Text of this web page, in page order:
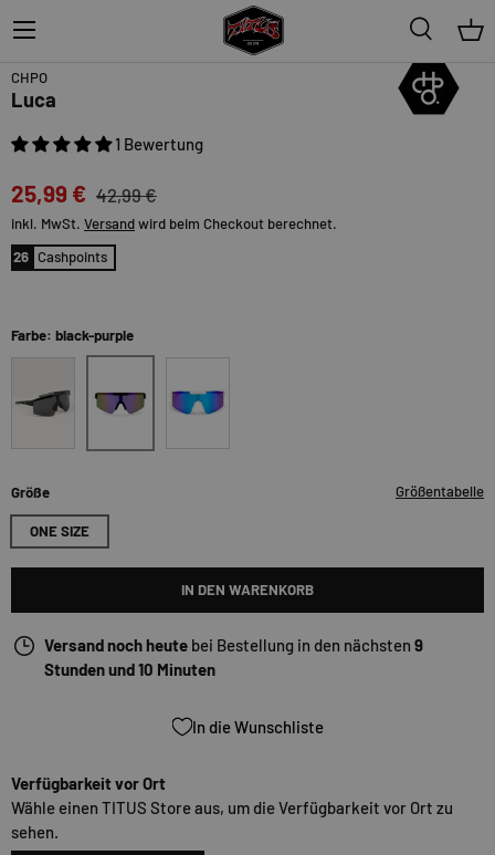
Suche
Menü
40%
CHPO
Luca
1 Bewertung
25,99 € 42,99 €
inkl. MwSt. Versandwird beim Checkout berechnet.
26 Cashpoints
Farbe: black-purple
Größe Größentabelle
ONE SIZE
IN DEN WARENKORB
Versand noch heute bei Bestellung in den nächsten 9
Stunden und 10 Minuten
In die Wunschliste
Verfügbarkeit vor Ort
Wähle einen TITUS Store aus, um die Verfügbarkeit vor Ort zu
sehen.